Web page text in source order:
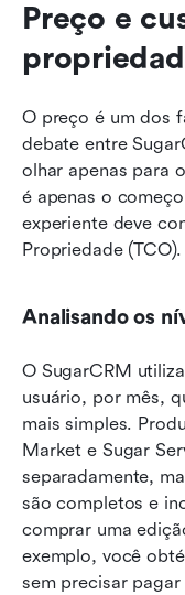
Preço e
O preço é um dos
debate entre
olhar apenas para
é apenas o
experiente deve
Propriedade (TCO).
Analisando os
O SugarCRM
usuário, por mês,
mais simples.
Market e Sugar
separadamente,
são completos e
comprar uma
exemplo, você
sem precisar